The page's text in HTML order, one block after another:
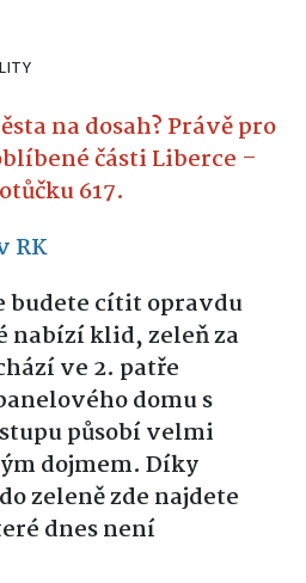
na dosah? Právě pro
části Liberce –
617.
RK
budete cítit opravdu
nabízí klid, zeleň za
ve 2. patře
domu s
působí velmi
dojmem. Díky
zeleně zde najdete
dnes není